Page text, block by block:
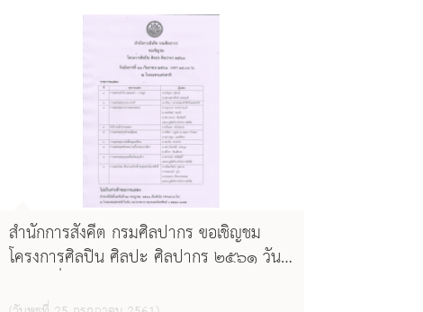
๒๕๖๑ ในวันศุกร์ที่
สำนักการสังคีต กรมศิลปากร ขอเชิญชม
โครงการศิลปิน ศิลปะ ศิลปากร ๒๕๖๑ วัน